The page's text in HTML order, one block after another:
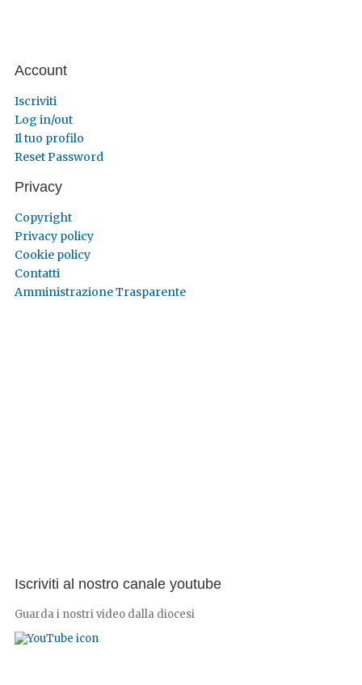
Account
Iscriviti
Log in/out
Il tuo profilo
Reset Password
Privacy
Copyright
Privacy policy
Cookie policy
Contatti
Amministrazione Trasparente
Iscriviti al nostro canale youtube
Guarda i nostri video dalla diocesi